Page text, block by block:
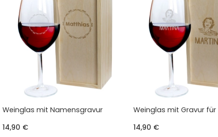
Weinglas mit Namensgravur
14,90 €
Weinglas mit Gravur
14,90 €